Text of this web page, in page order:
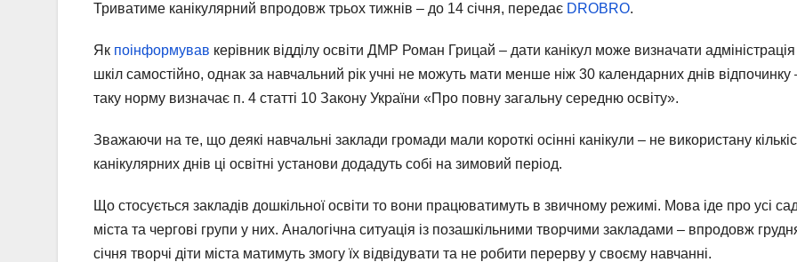
Триватиме канікулярний впродовж трьох тижнів – до 14 січня, передає DROBRO.
Як поінформував керівник відділу освіти ДМР Роман Грицай – дати канікул може визначати адміністрація
шкіл самостійно, однак за навчальний рік учні не можуть мати менше ніж 30 календарних днів відпочинку
таку норму визначає п. 4 статті 10 Закону України «Про повну загальну середню освіту».
Зважаючи на те, що деякі навчальні заклади громади мали короткі осінні канікули – не використану
канікулярних днів ці освітні установи додадуть собі на зимовий період.
Що стосується закладів дошкільної освіти то вони працюватимуть в звичному режимі. Мова іде про усі
міста та чергові групи у них. Аналогічна ситуація із позашкільними творчими закладами – впродовж
січня творчі діти міста матимуть змогу їх відвідувати та не робити перерву у своєму навчанні.